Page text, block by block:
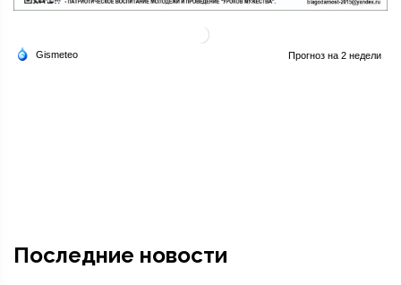
Последние новости